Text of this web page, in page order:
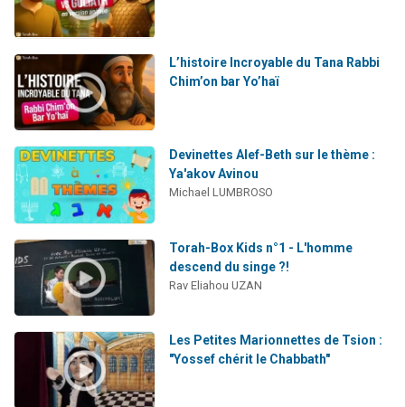
L’histoire Incroyable du Tana Rabbi
Chim’on bar Yo’haï
Devinettes Alef-Beth sur le thème :
Ya'akov Avinou
Michael LUMBROSO
Torah-Box Kids n°1 - L'homme
descend du singe ?!
Rav Eliahou UZAN
Les Petites Marionnettes de Tsion :
"Yossef chérit le Chabbath"